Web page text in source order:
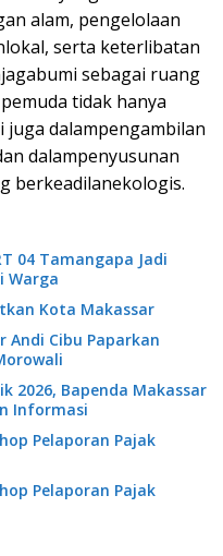
alam, pengelolaan
serta keterlibatan
sebagai ruang
tidak hanya
dalampengambilan
dalampenyusunan
berkeadilanekologis.
04 Tamangapa Jadi
Warga
Kota Makassar
Andi Cibu Paparkan
2026, Bapenda Makassar
Informasi
Pelaporan Pajak
Pelaporan Pajak